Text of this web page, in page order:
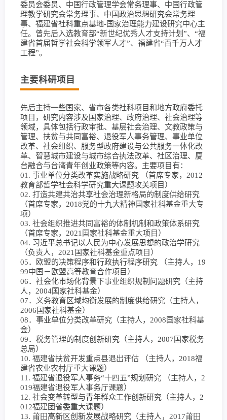
委员会委员、中国行政管理学会常务理事、中国行政管
理教学研究会常务理事、中国政治思想研究会常务理
事、福建省社科重点基地-国家治理能力建设研究中心主
任。曾先后入选教育部“新世纪优秀人才支持计划”、“福
建省首届哲学社会科学领军人才”、福建省“百千万人才
工程”。
主要科研项目
先后主持一些国家、省市各类社科项目和地方政府委托
项目，研究内容涉及国家治理、政府治理、社会治理等
领域，具体包括行政审批、基层社会治理、文教政策与
管理、扶贫与共同富裕、退役军人事务管理、事业单位
改革、社会组织、服务型政府建设与公共服务一体化改
革、智慧城市建设与城市综合执法改革、社区治理、厦
台融合与台湾青年创业政策等内容。主要项目有：
01. 事业单位分类改革实施战略研究 （首席专家，2012
教育部哲学社会科学研究重大课题攻关项目）
02. 打造共建共治共享社会治理新格局的制度供给研究
（首席专家，2018党的十九大精神国家社科基金重大专
项）
03. 社会组织推进共同富裕的体制机制和政策体系研究
（首席专家，2021国家社科基金重大项目）
04. 习近平总书记以人民为中心发展思想的政治学研究
（负责人，2021国家社科基金重点项目）
05．欧盟的决策程序和行政执行程序研究 （主持人，19
99中国－欧盟高等教育合作项目）
06．社会化市场化背景下事业组织规制问题研究（主持
人，2004国家社科基金）
07．义务教育区域均衡发展的制度供给研究（主持人，
2006国家社科基金）
08．事业单位分类改革研究（主持人，2008国家社科基
金）
09．税务管理的制度创新研究（主持人，2007国家税务
总局）
10. 福建省扶贫开发重点县退出评估 （主持人，2018福
建省农业农村厅重大课题）
11. 福建省退役军人事务“十四五”规划研究 （主持人，2
019福建省退役军人事务厅课题）
12. 社会变革转型与青年群众工作创新研究（主持人，2
012福建团省委重大课题）
13. 莆田高新区创新发展战略研究（主持人，2017莆田